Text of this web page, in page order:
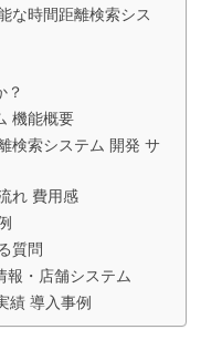
な時間距離検索シス
？
機能概要
検索システム 開発 サ
れ 費用感
質問
報・店舗システム
績 導入事例